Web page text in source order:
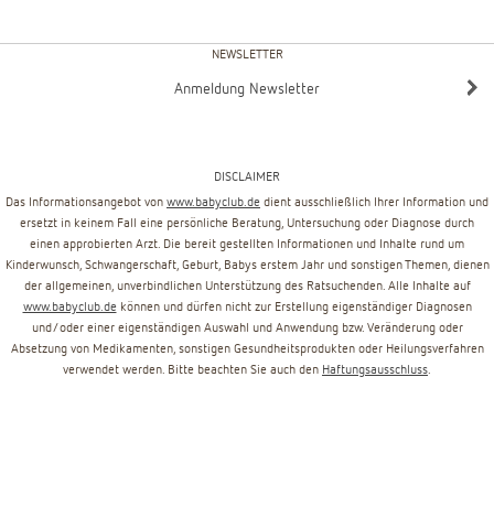
NEWSLETTER
Anmeldung Newsletter
DISCLAIMER
Das Informationsangebot von www.babyclub.de dient ausschließlich Ihrer Information und
ersetzt in keinem Fall eine persönliche Beratung, Untersuchung oder Diagnose durch
einen approbierten Arzt. Die bereit gestellten Informationen und Inhalte rund um
Kinderwunsch, Schwangerschaft, Geburt, Babys erstem Jahr und sonstigen Themen, dienen
der allgemeinen, unverbindlichen Unterstützung des Ratsuchenden. Alle Inhalte auf
www.babyclub.de können und dürfen nicht zur Erstellung eigenständiger Diagnosen
und/oder einer eigenständigen Auswahl und Anwendung bzw. Veränderung oder
Absetzung von Medikamenten, sonstigen Gesundheitsprodukten oder Heilungsverfahren
verwendet werden. Bitte beachten Sie auch den Haftungsausschluss.